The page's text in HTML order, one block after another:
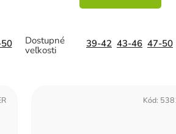
39-42 43-46 47-50
Kód: